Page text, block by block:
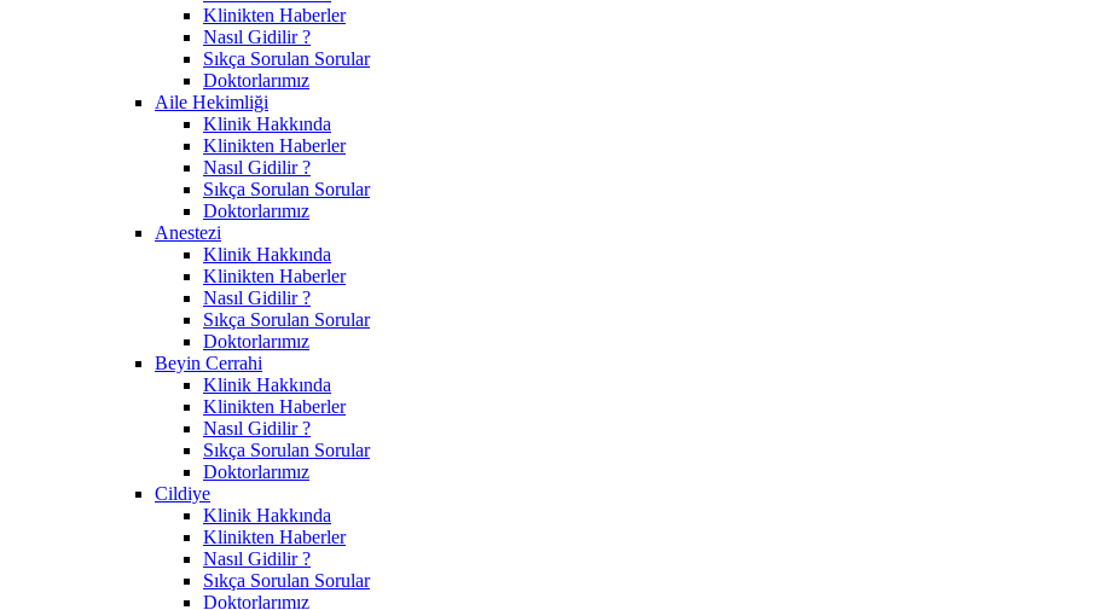
Klinikten Haberler
Nasıl Gidilir ?
Sıkça Sorulan Sorular
Doktorlarımız
Aile Hekimliği
Klinik Hakkında
Klinikten Haberler
Nasıl Gidilir ?
Sıkça Sorulan Sorular
Doktorlarımız
Anestezi
Klinik Hakkında
Klinikten Haberler
Nasıl Gidilir ?
Sıkça Sorulan Sorular
Doktorlarımız
Beyin Cerrahi
Klinik Hakkında
Klinikten Haberler
Nasıl Gidilir ?
Sıkça Sorulan Sorular
Doktorlarımız
Cildiye
Klinik Hakkında
Klinikten Haberler
Nasıl Gidilir ?
Sıkça Sorulan Sorular
Doktorlarımız